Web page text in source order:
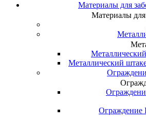
Материалы для
Материалы
Металлический
Ограждение